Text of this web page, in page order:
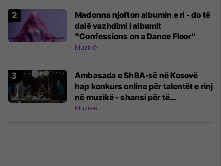
Madonna njofton albumin e ri - do të
dalë vazhdimi i albumit
"Confessions on a Dance Floor"
Muzikë
Ambasada e ShBA-së në Kosovë
hap konkurs online për talentët e rinj
në muzikë - shansi për të
performuar më 4 Korrik
Muzikë